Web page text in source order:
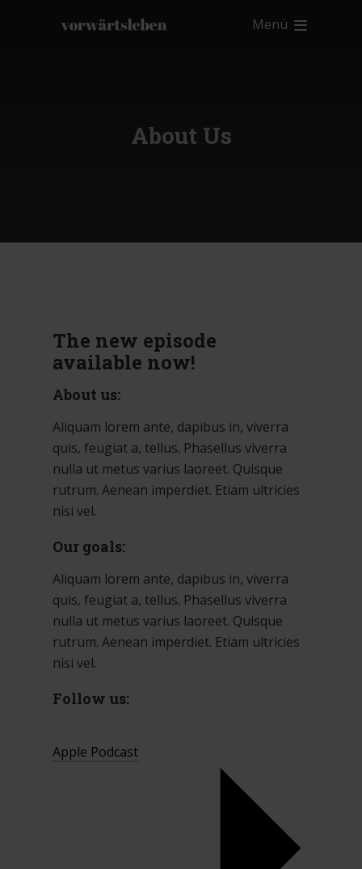
Menü
About Us
The new episode
available now!
About us:
Aliquam lorem ante, dapibus in, viverra
quis, feugiat a, tellus. Phasellus viverra
nulla ut metus varius laoreet. Quisque
rutrum. Aenean imperdiet. Etiam ultricies
nisi vel.
Our goals:
Aliquam lorem ante, dapibus in, viverra
quis, feugiat a, tellus. Phasellus viverra
nulla ut metus varius laoreet. Quisque
rutrum. Aenean imperdiet. Etiam ultricies
nisi vel.
Follow us:
Apple Podcast